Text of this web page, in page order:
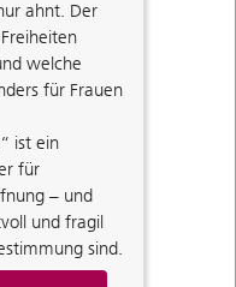
ahnt. Der
welche
für Frauen
ist ein
für
– und
und fragil
sind.